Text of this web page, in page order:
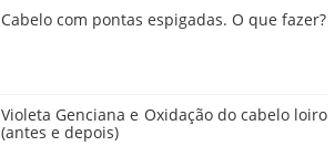
Cabelo com pontas espigadas. O que fazer?
Violeta Genciana e Oxidação do cabelo loiro
(antes e depois)